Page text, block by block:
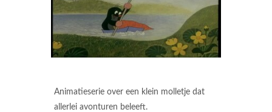
Animatieserie over een klein molletje dat
allerlei avonturen beleeft.